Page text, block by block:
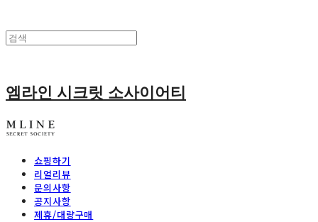
엠라인 시크릿 소사이어티
쇼핑하기
리얼리뷰
문의사항
공지사항
제휴/대량구매